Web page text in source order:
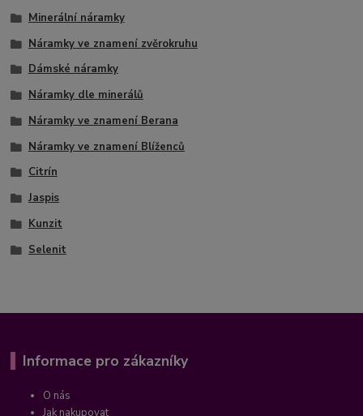
Minerální náramky
Náramky ve znamení zvěrokruhu
Dámské náramky
Náramky dle minerálů
Náramky ve znamení Berana
Náramky ve znamení Blíženců
Citrín
Jaspis
Kunzit
Selenit
Informace pro zákazníky
O nás
Jak nakupovat